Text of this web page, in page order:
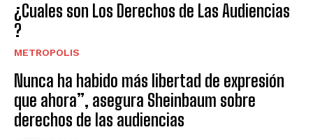
¿Cuales son Los Derechos de Las Audiencias
?
METROPOLIS
Nunca ha habido más libertad de expresión
que ahora”, asegura Sheinbaum sobre
derechos de las audiencias